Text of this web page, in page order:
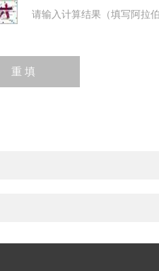
请输入计算结果（填写阿拉